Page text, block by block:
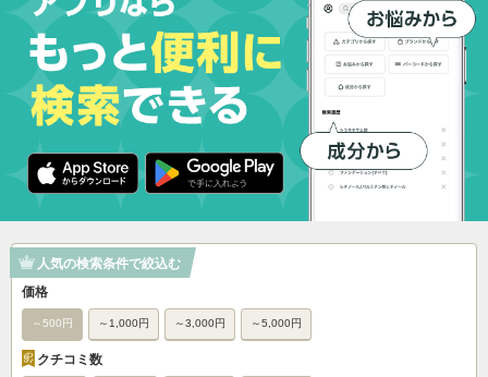
人気の検索条件で絞込む
価格
～500円 ～1,000円 ～3,000円 ～5,000円
クチコミ数